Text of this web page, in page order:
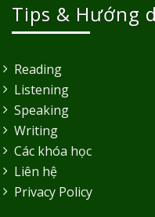
Tips & Hướng
Reading
Listening
Speaking
Writing
Các khóa học
Liên hệ
Privacy Policy